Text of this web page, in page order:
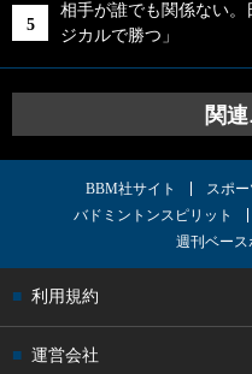
相手が誰でも関係ない。
ジカルで勝つ」
関
BBM社サイト スポ
バドミントンスピリット
週刊ベース
利用規約
運営会社